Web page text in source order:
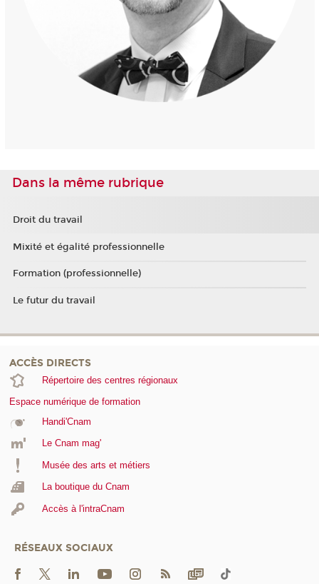
Dans la même rubrique
Droit du travail
Mixité et égalité professionnelle
Formation (professionnelle)
Le futur du travail
ACCÈS DIRECTS
Répertoire des centres régionaux
Espace numérique de formation
Handi'Cnam
Le Cnam mag'
Musée des arts et métiers
La boutique du Cnam
Accès à l'intraCnam
RÉSEAUX SOCIAUX